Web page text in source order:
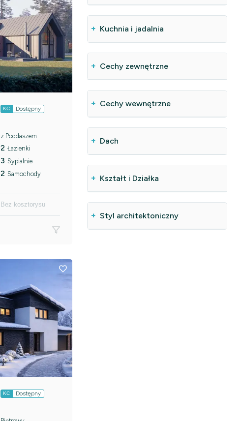
KC Dostępny
z Poddaszem
2 Łazienki
3 Sypialnie
2 Samochody
Bez kosztorysu
KC Dostępny
Kuchnia i jadalnia
Cechy zewnętrzne
Cechy wewnętrzne
Dach
Kształt i Działka
Styl architektoniczny